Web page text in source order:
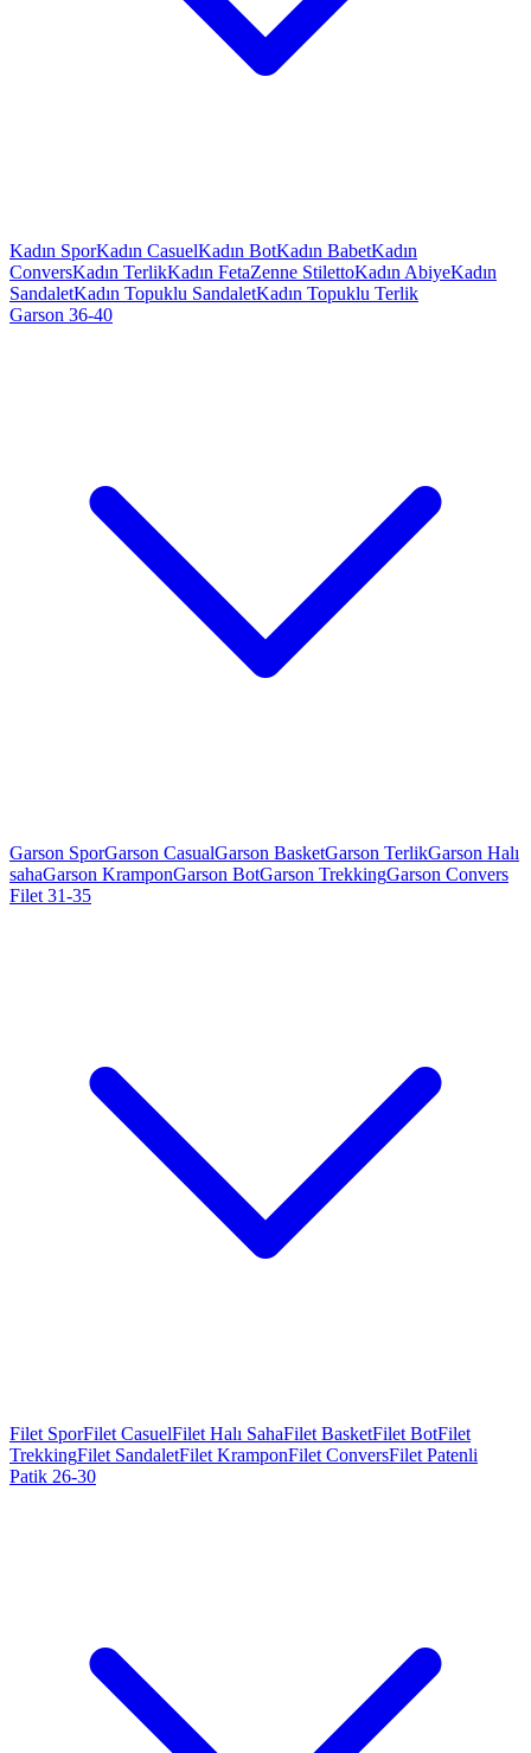
Kadın SporKadın CasuelKadın BotKadın BabetKadın
ConversKadın TerlikKadın FetaZenne StilettoKadın AbiyeKadın
SandaletKadın Topuklu SandaletKadın Topuklu Terlik
Garson 36-40
Garson SporGarson CasualGarson BasketGarson TerlikGarson Halı
sahaGarson KramponGarson BotGarson TrekkingGarson Convers
Filet 31-35
Filet SporFilet CasuelFilet Halı SahaFilet BasketFilet BotFilet
TrekkingFilet SandaletFilet KramponFilet ConversFilet Patenli
Patik 26-30